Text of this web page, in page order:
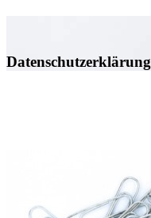
Datenschutzerklärung